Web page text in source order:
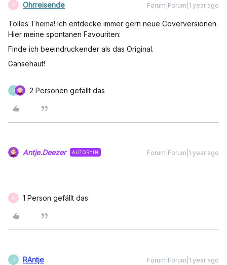
O Ohrreisende Forum|Forum|1 year ago
Tolles Thema! Ich entdecke immer gern neue Coverversionen.
Hier meine spontanen Favouriten:
Finde ich beeindruckender als das Original.
Gänsehaut!
R 2 Personen gefällt das
Antje.Deezer AUTOR*IN Forum|Forum|1 year ago
O 1 Person gefällt das
R RAntje Forum|Forum|1 year ago